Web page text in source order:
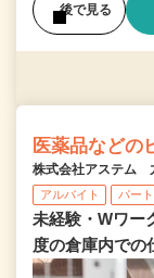
後で見る
医薬品などの
株式会社アステム
アルバイト パート
未経験・Wワ
度の倉庫内での